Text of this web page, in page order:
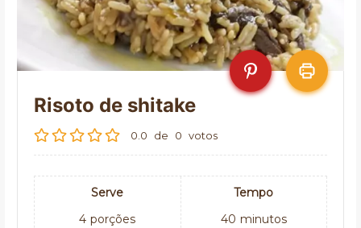
Risoto de shitake
0.0 de 0 votos
Serve
4 porções
Tempo
40 minutos